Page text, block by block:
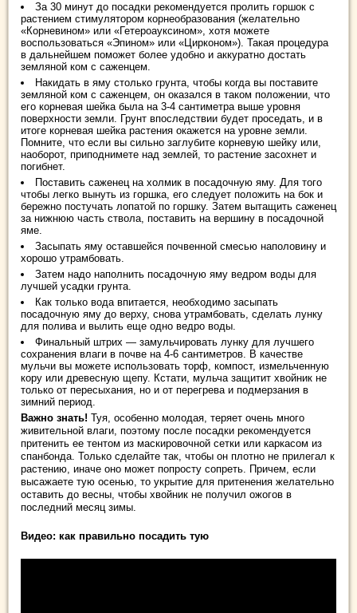
За 30 минут до посадки рекомендуется пролить горшок с
растением стимулятором корнеобразования (желательно
«Корневином» или «Гетероауксином», хотя можете
воспользоваться «Эпином» или «Цирконом»). Такая процедура
в дальнейшем поможет более удобно и аккуратно достать
земляной ком с саженцем.
Накидать в яму столько грунта, чтобы когда вы поставите
земляной ком с саженцем, он оказался в таком положении, что
его корневая шейка была на 3-4 сантиметра выше уровня
поверхности земли. Грунт впоследствии будет проседать, и в
итоге корневая шейка растения окажется на уровне земли.
Помните, что если вы сильно заглубите корневую шейку или,
наоборот, приподнимете над землей, то растение засохнет и
погибнет.
Поставить саженец на холмик в посадочную яму. Для того
чтобы легко вынуть из горшка, его следует положить на бок и
бережно постучать лопатой по горшку. Затем вытащить саженец
за нижнюю часть ствола, поставить на вершину в посадочной
яме.
Засыпать яму оставшейся почвенной смесью наполовину и
хорошо утрамбовать.
Затем надо наполнить посадочную яму ведром воды для
лучшей усадки грунта.
Как только вода впитается, необходимо засыпать
посадочную яму до верху, снова утрамбовать, сделать лунку
для полива и вылить еще одно ведро воды.
Финальный штрих — замульчировать лунку для лучшего
сохранения влаги в почве на 4-6 сантиметров. В качестве
мульчи вы можете использовать торф, компост, измельченную
кору или древесную щепу. Кстати, мульча защитит хвойник не
только от пересыхания, но и от перегрева и подмерзания в
зимний период.
Важно знать! Туя, особенно молодая, теряет очень много
живительной влаги, поэтому после посадки рекомендуется
притенить ее тентом из маскировочной сетки или каркасом из
спанбонда. Только сделайте так, чтобы он плотно не прилегал к
растению, иначе оно может попросту сопреть. Причем, если
высажаете тую осенью, то укрытие для притенения желательно
оставить до весны, чтобы хвойник не получил ожогов в
последний месяц зимы.
Видео: как правильно посадить тую